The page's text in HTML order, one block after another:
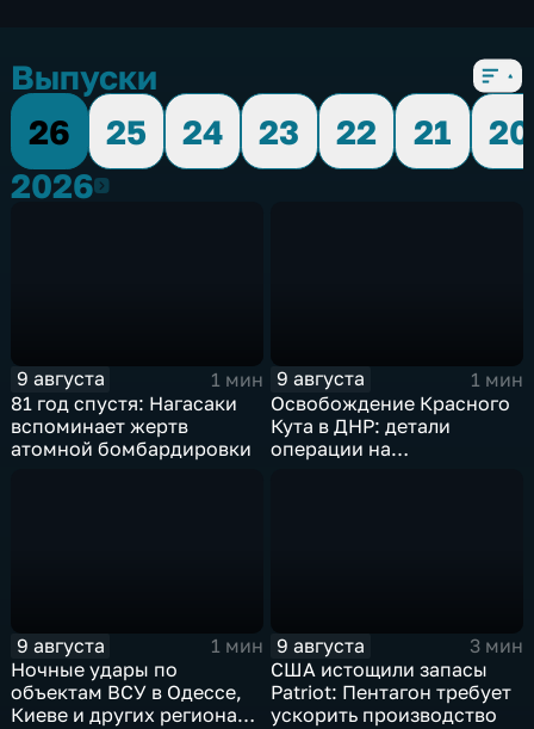
Выпуски
26
25 24 23 22 21
20
20262026
9 августа
1 мин
81 год спустя: Нагасаки
вспоминает жертв
атомной бомбардировки
9 августа
1 мин
Освобождение Красного
Кута в ДНР: детали
операции на
9 августа
1 мин
Ночные удары по
объектам ВСУ в Одессе,
Киеве и других регионах
9 августа
3 мин
США истощили запасы
Patriot: Пентагон требует
ускорить производство